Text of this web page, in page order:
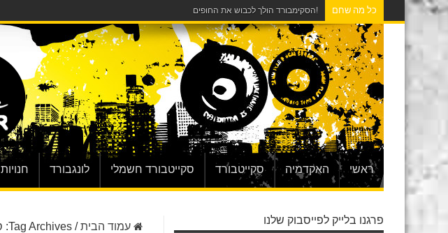
כל מה שחם !הסקימבורד הולך לכבוש את החופים
ראשי האקדמיה סקייטבורד סקייטבורד חשמלי לונגבורד חנויות
עמוד הבית/ Tag Archives: סלייד ג׳מים פרגנו בלייק לפייסבוק שלנו